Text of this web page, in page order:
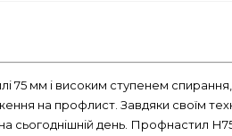
мм і високим ступенем
на профлист. Завдяки своїм
сьогоднішній день. Профнастил